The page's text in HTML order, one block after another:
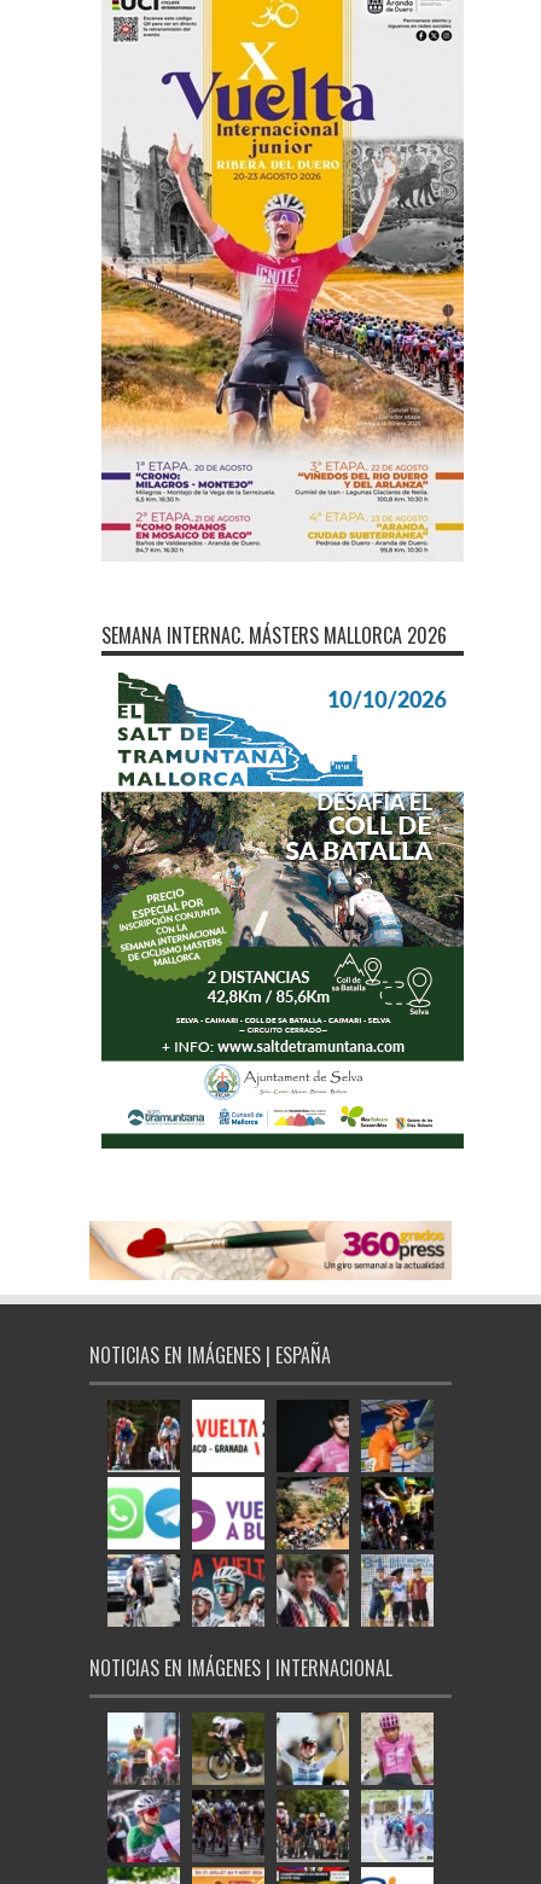
SEMANA INTERNAC. MÁSTERS MALLORCA 2026
NOTICIAS EN IMÁGENES | ESPAÑA
NOTICIAS EN IMÁGENES | INTERNACIONAL